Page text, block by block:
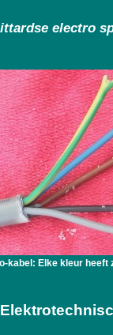
electro
kabel: Elke kleur heeft